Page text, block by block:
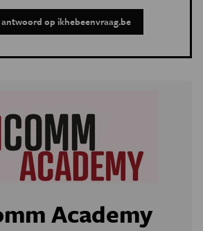
antwoord op ikhebeenvraag.be
Academy